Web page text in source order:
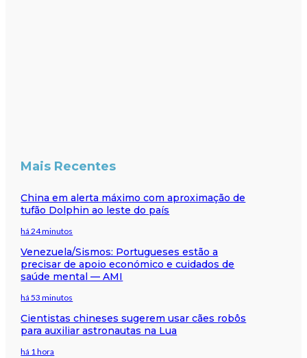
Mais Recentes
China em alerta máximo com aproximação de
tufão Dolphin ao leste do país
há 24 minutos
Venezuela/Sismos: Portugueses estão a
precisar de apoio económico e cuidados de
saúde mental — AMI
há 53 minutos
Cientistas chineses sugerem usar cães robôs
para auxiliar astronautas na Lua
há 1 hora